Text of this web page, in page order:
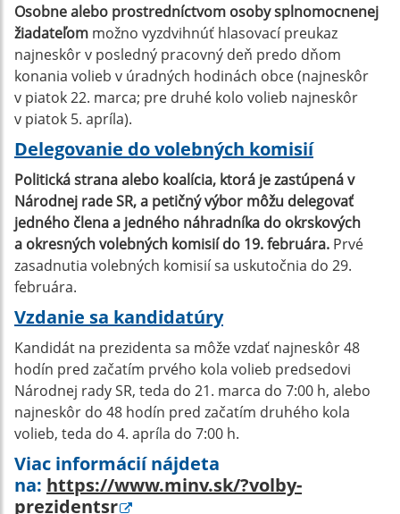
Osobne alebo prostredníctvom osoby splnomocnenej
žiadateľom možno vyzdvihnúť hlasovací preukaz
najneskôr v posledný pracovný deň predo dňom
konania volieb v úradných hodinách obce (najneskôr
v piatok 22. marca; pre druhé kolo volieb najneskôr
v piatok 5. apríla).
Delegovanie do volebných komisií
Politická strana alebo koalícia, ktorá je zastúpená v
Národnej rade SR, a petičný výbor môžu delegovať
jedného člena a jedného náhradníka do okrskových
a okresných volebných komisií do 19. februára. Prvé
zasadnutia volebných komisií sa uskutočnia do 29.
februára.
Vzdanie sa kandidatúry
Kandidát na prezidenta sa môže vzdať najneskôr 48
hodín pred začatím prvého kola volieb predsedovi
Národnej rady SR, teda do 21. marca do 7:00 h, alebo
najneskôr do 48 hodín pred začatím druhého kola
volieb, teda do 4. apríla do 7:00 h.
Viac informácií nájdeta
na: https://www.minv.sk/?volby-
prezidentsr